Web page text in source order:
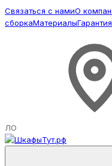
Связаться с намиО
сборкаМатериалыГарантия
ЛО